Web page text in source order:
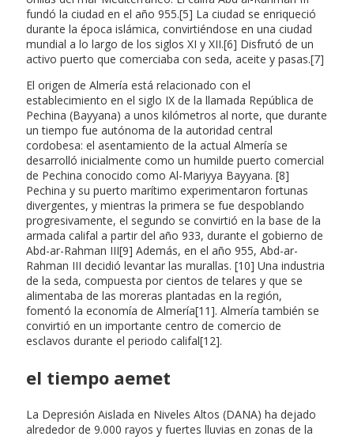
fundó la ciudad en el año 955.[5] La ciudad se enriqueció
durante la época islámica, convirtiéndose en una ciudad
mundial a lo largo de los siglos XI y XII.[6] Disfrutó de un
activo puerto que comerciaba con seda, aceite y pasas.[7]
El origen de Almería está relacionado con el
establecimiento en el siglo IX de la llamada República de
Pechina (Bayyana) a unos kilómetros al norte, que durante
un tiempo fue autónoma de la autoridad central
cordobesa: el asentamiento de la actual Almería se
desarrolló inicialmente como un humilde puerto comercial
de Pechina conocido como Al-Mariyya Bayyana. [8]
Pechina y su puerto marítimo experimentaron fortunas
divergentes, y mientras la primera se fue despoblando
progresivamente, el segundo se convirtió en la base de la
armada califal a partir del año 933, durante el gobierno de
Abd-ar-Rahman III[9] Además, en el año 955, Abd-ar-
Rahman III decidió levantar las murallas. [10] Una industria
de la seda, compuesta por cientos de telares y que se
alimentaba de las moreras plantadas en la región,
fomentó la economía de Almería[11]. Almería también se
convirtió en un importante centro de comercio de
esclavos durante el periodo califal[12].
el tiempo aemet
La Depresión Aislada en Niveles Altos (DANA) ha dejado
alrededor de 9.000 rayos y fuertes lluvias en zonas de la